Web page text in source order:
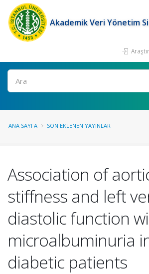
Akademik Veri Yönetim
Ara
ANA SAYFA SON EKLENEN YAYINLAR
Association of
stiffness and left
diastolic function
microalbuminuria
diabetic patients